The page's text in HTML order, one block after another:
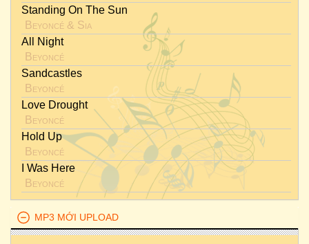
Standing On The Sun
Beyoncé & Sia
All Night
Beyoncé
Sandcastles
Beyoncé
Love Drought
Beyoncé
Hold Up
Beyoncé
I Was Here
Beyoncé
MP3 MỚI UPLOAD